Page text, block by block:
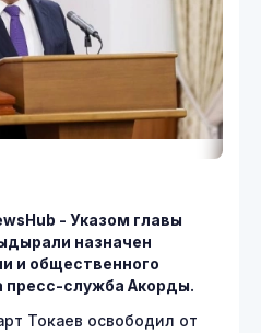
- Указом главы
назначен
и общественного
пресс-служба Акорды.
Токаев освободил от